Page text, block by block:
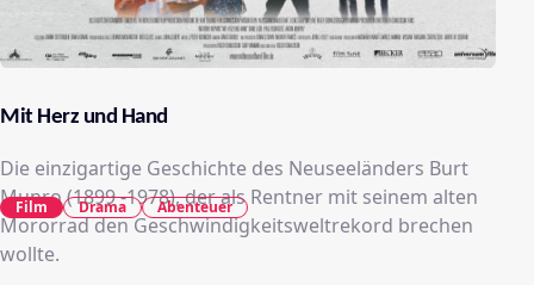
Mit Herz und Hand
Die einzigartige Geschichte des Neuseeländers Burt
Munro (1899 -1978), der als Rentner mit seinem alten
Mororrad den Geschwindigkeitsweltrekord brechen
wollte.
Film Drama Abenteuer